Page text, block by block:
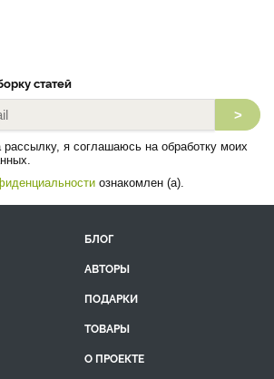
статей
>
я соглашаюсь на обработку моих
ознакомлен (а).
БЛОГ
АВТОРЫ
ПОДАРКИ
ТОВАРЫ
О ПРОЕКТЕ